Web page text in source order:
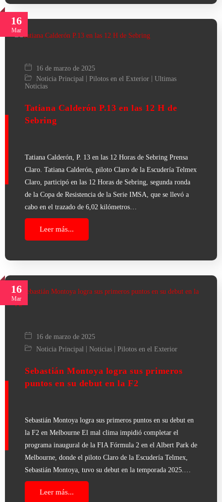
16
Mar
16 de marzo de 2025
Noticia Principal
Pilotos en el Exterior
Ultimas
Noticias
Tatiana Calderón P.13 en las 12 H de
Sebring
Tatiana Calderón, P. 13 en las 12 Horas de Sebring Prensa
Claro. Tatiana Calderón, piloto Claro de la Escudería Telmex
Claro, participó en las 12 Horas de Sebring, segunda ronda
de la Copa de Resistencia de la Serie IMSA, que se llevó a
cabo en el trazado de 6,02 kilómetros…
Leer más...
16
Mar
16 de marzo de 2025
Noticia Principal | Noticias | Pilotos en el Exterior
Sebastián Montoya logra sus primeros
puntos en su debut en la F2
Sebastián Montoya logra sus primeros puntos en su debut en
la F2 en Melbourne El mal clima impidió completar el
programa inaugural de la FIA Fórmula 2 en el Albert Park de
Melbourne, donde el piloto Claro de la Escudería Telmex,
Sebastián Montoya, tuvo su debut en la temporada 2025.…
Leer más...